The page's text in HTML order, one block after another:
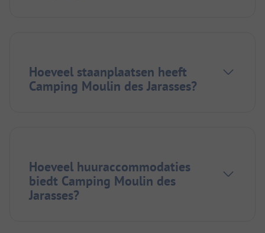
Hoeveel staanplaatsen heeft
Camping Moulin des Jarasses?
Hoeveel huuraccommodaties
biedt Camping Moulin des
Jarasses?